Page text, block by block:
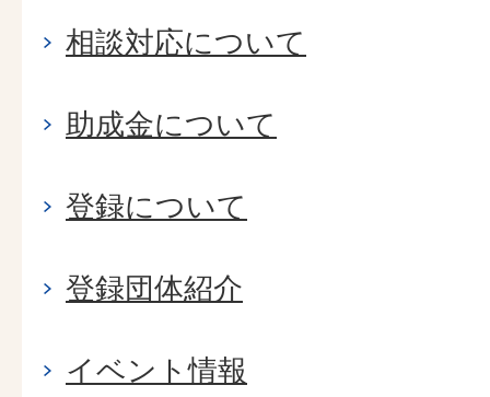
相談対応について
助成金について
登録について
登録団体紹介
イベント情報